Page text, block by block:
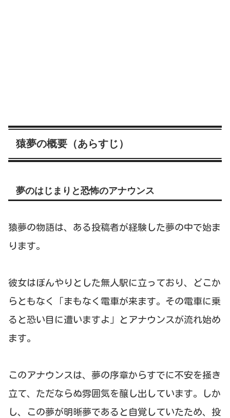
猿夢の概要（あらすじ）
夢のはじまりと恐怖のアナウンス
猿夢の物語は、ある投稿者が経験した夢の中で始ま
ります。
彼女はぼんやりとした無人駅に立っており、どこか
らともなく「まもなく電車が来ます。その電車に乗
ると恐い目に遭いますよ」とアナウンスが流れ始め
ます。
このアナウンスは、夢の序章からすでに不安を掻き
立て、ただならぬ雰囲気を醸し出しています。しか
し、この夢が明晰夢であると自覚していたため、投